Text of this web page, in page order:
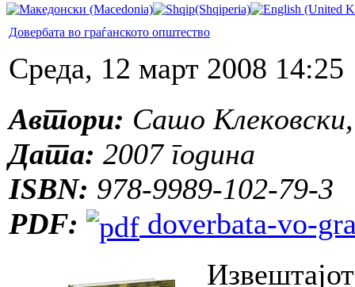
Довербата во граѓанското општество
Среда, 12 март 2008 14:25
Автори: Сашо
Дата: 2007 година
ISBN: 978-9989-102-79-3
PDF:
doverbata-vo-